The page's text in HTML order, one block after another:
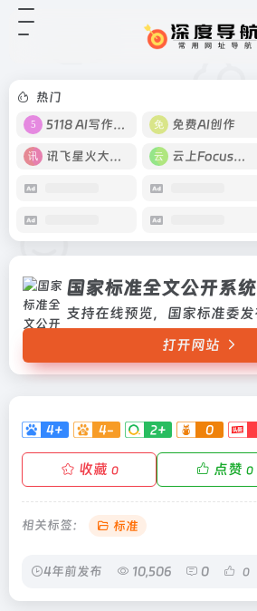
热门
5118 AI写作工具
免费AI创作
讯飞星火大模型 云上Focus接码
国家标准全文公开系统
打开网站
4+ 4- 2+ 0
收藏 0 点赞 0
相关标签： 标准
4年前发布 10,506 0 0
国家标准全文公开系统
威、及时、便捷、免费支持在线预
览，国家标准委发布-权威、及时、